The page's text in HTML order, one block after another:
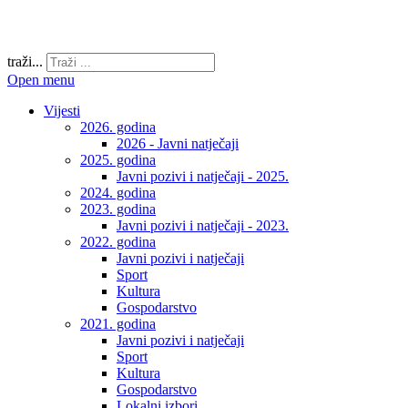
traži...
Open menu
Vijesti
2026. godina
2026 - Javni natječaji
2025. godina
Javni pozivi i natječaji - 2025.
2024. godina
2023. godina
Javni pozivi i natječaji - 2023.
2022. godina
Javni pozivi i natječaji
Sport
Kultura
Gospodarstvo
2021. godina
Javni pozivi i natječaji
Sport
Kultura
Gospodarstvo